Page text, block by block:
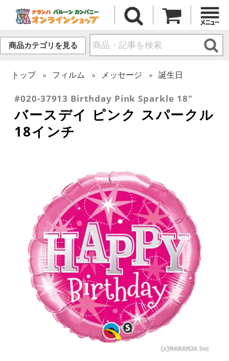
商品カテゴリを見る
トップ フィルム メッセージ 誕生日
#020-37913 Birthday Pink Sparkle 18"
バースデイ ピンク スパークル
18インチ